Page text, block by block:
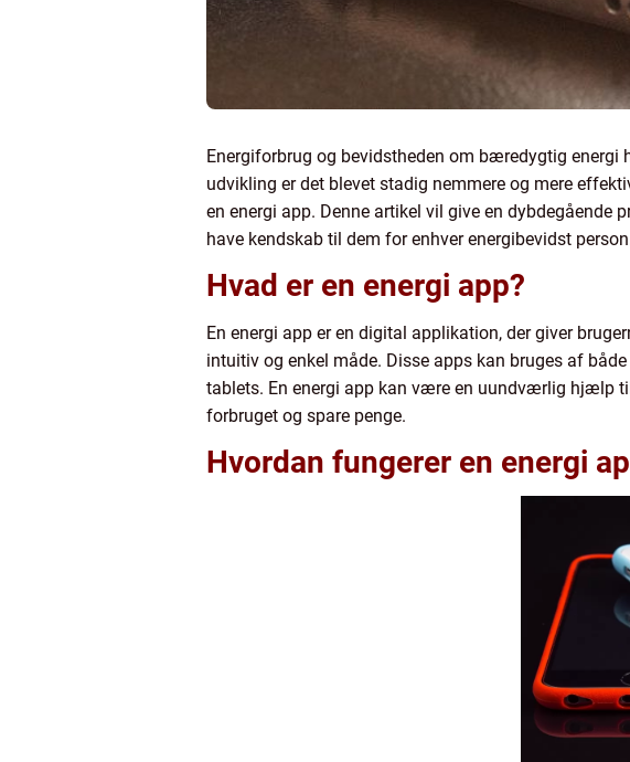
Energiforbrug og bevidstheden om bæredygtig
udvikling er det blevet stadig nemmere og mere
en energi app. Denne artikel vil give en
have kendskab til dem for enhver energibevidst
Hvad er en energi app?
En energi app er en digital applikation, der giver
intuitiv og enkel måde. Disse apps kan bruges af
tablets. En energi app kan være en uundværlig hjælp
forbruget og spare penge.
Hvordan fungerer en energi